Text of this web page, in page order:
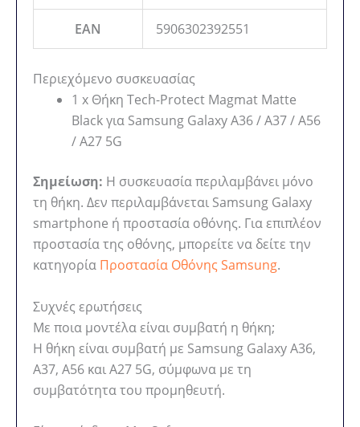
EAN 5906302392551
Περιεχόμενο συσκευασίας
1 x Θήκη Tech-Protect Magmat Matte
Black για Samsung Galaxy A36 / A37 / A56
/ A27 5G
Σημείωση: Η συσκευασία περιλαμβάνει μόνο
τη θήκη. Δεν περιλαμβάνεται Samsung Galaxy
smartphone ή προστασία οθόνης. Για επιπλέον
προστασία της οθόνης, μπορείτε να δείτε την
κατηγορία Προστασία Οθόνης Samsung.
Συχνές ερωτήσεις
Με ποια μοντέλα είναι συμβατή η θήκη;
Η θήκη είναι συμβατή με Samsung Galaxy A36,
A37, A56 και A27 5G, σύμφωνα με τη
συμβατότητα του προμηθευτή.